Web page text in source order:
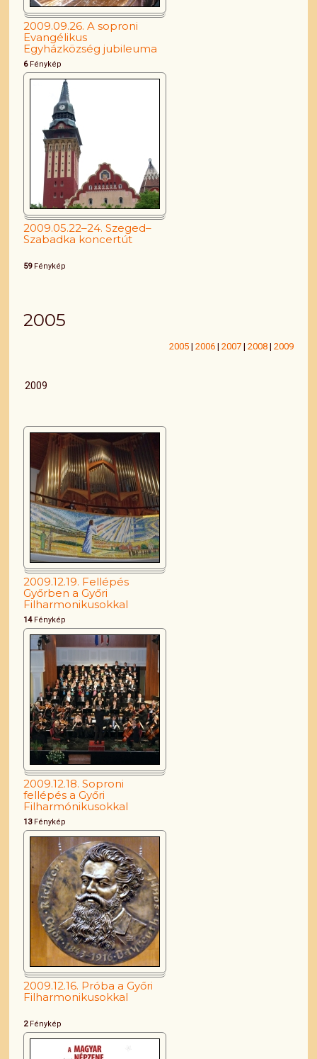
2009.09.26. A soproni
Evangélikus
Egyházközség jubileuma
6Fénykép
2009.05.22–24. Szeged–
Szabadka koncertút
59Fénykép
2005
2005| 2006| 2007| 2008| 2009
2009
2009.12.19. Fellépés
Győrben a Győri
Filharmonikusokkal
14Fénykép
2009.12.18. Soproni
fellépés a Győri
Filharmónikusokkal
13Fénykép
2009.12.16. Próba a Győri
Filharmonikusokkal
2Fénykép